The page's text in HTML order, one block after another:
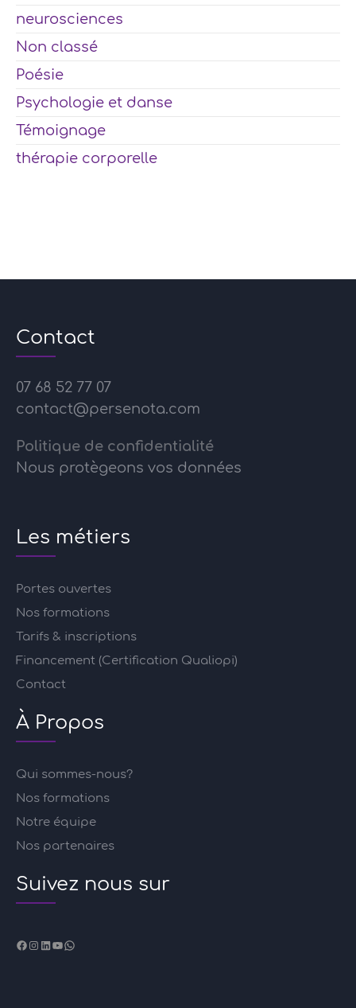
neurosciences
Non classé
Poésie
Psychologie et danse
Témoignage
thérapie corporelle
Contact
07 68 52 77 07
contact@persenota.com
Politique de confidentialité
Nous protègeons vos données
Les métiers
Portes ouvertes
Nos formations
Tarifs & inscriptions
Financement (Certification Qualiopi)
Contact
À Propos
Qui sommes-nous?
Nos formations
Notre équipe
Nos partenaires
Suivez nous sur
Facebook
Instagram
LinkedIn
YouTube
WhatsApp